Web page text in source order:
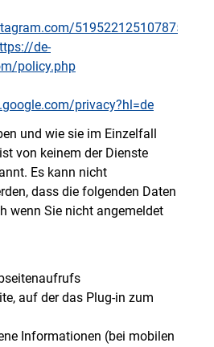
519522125107875
de-
policy.php
privacy?hl=de
und wie sie im Einzelfall
von keinem der Dienste
Es kann nicht
dass die folgenden Daten
wenn Sie nicht angemeldet
auf der das Plug-in zum
Informationen (bei mobilen